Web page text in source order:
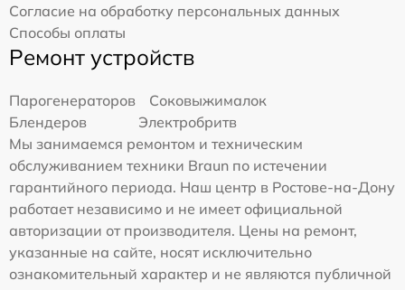
Согласие на обработку персональных данных
Способы оплаты
Ремонт устройств
Парогенераторов
Соковыжималок
Блендеров
Электробритв
Мы занимаемся ремонтом и техническим
обслуживанием техники Braun по истечении
гарантийного периода. Наш центр в Ростове-на-Дону
работает независимо и не имеет официальной
авторизации от производителя. Цены на ремонт,
указанные на сайте, носят исключительно
ознакомительный характер и не являются публичной